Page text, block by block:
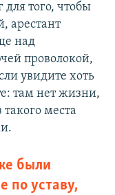
для того, чтобы
арестант
над
проволокой,
увидите хоть
там нет жизни,
места
были
по уставу,